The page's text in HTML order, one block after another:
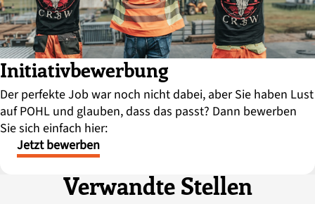
Initiativbewerbung
Der perfekte Job war noch nicht dabei, aber Sie haben Lust
auf POHL und glauben, dass das passt? Dann bewerben
Sie sich einfach hier:
Jetzt bewerben
Verwandte Stellen